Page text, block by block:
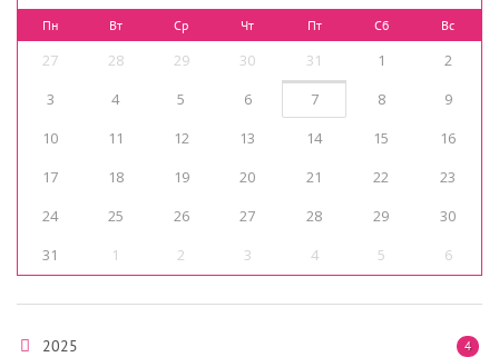
Пн Вт Ср Чт Пт Сб Вс
27 28 29 30 31 1
2
3
4 5 6 7 8
9
10
11 12 13 14 15
16
17
18 19 20 21 22
23
24
25 26 27 28 29
30
31
1 2 3 4 5 6
2025 4